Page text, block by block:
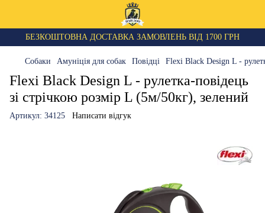
БЕЗКОШТОВНА ДОСТАВКА ЗАМОВЛЕНЬ ВІД 1700 ГРН
Собаки Амуніція для собак Повідці Flexi Black Design L -
Flexi Black Design L - рулетка-повідець
зі стрічкою розмір L (5м/50кг), зелений
Артикул: 34125 Написати відгук